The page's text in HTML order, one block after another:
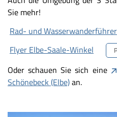
Sie mehr!
Rad- und Wasserwanderführer
Flyer Elbe-Saale-Winkel
Oder schauen Sie sich eine
Schönebeck (Elbe)an.